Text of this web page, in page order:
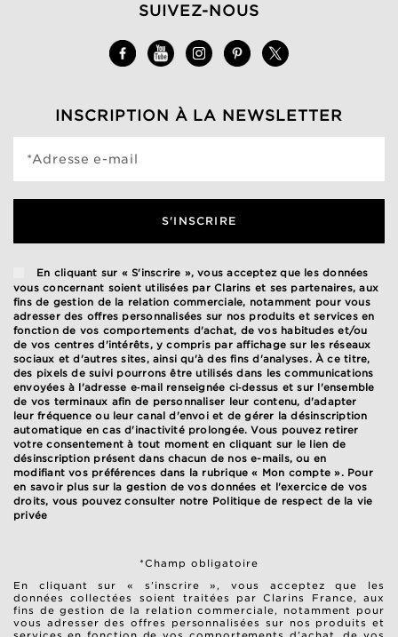
SUIVEZ-NOUS
INSCRIPTION À LA NEWSLETTER
*Adresse e-mail
S'INSCRIRE
En cliquant sur « S'inscrire », vous acceptez que les données
vous concernant soient utilisées par Clarins et ses partenaires, aux
fins de gestion de la relation commerciale, notamment pour vous
adresser des offres personnalisées sur nos produits et services en
fonction de vos comportements d'achat, de vos habitudes et/ou
de vos centres d'intérêts, y compris par affichage sur les réseaux
sociaux et d'autres sites, ainsi qu'à des fins d'analyses. À ce titre,
des pixels de suivi pourrons être utilisés dans les communications
envoyées à l'adresse e‑mail renseignée ci‑dessus et sur l'ensemble
de vos terminaux afin de personnaliser leur contenu, d'adapter
leur fréquence ou leur canal d'envoi et de gérer la désinscription
automatique en cas d'inactivité prolongée. Vous pouvez retirer
votre consentement à tout moment en cliquant sur le lien de
désinscription présent dans chacun de nos e-mails, ou en
modifiant vos préférences dans la rubrique « Mon compte ». Pour
en savoir plus sur la gestion de vos données et l'exercice de vos
droits, vous pouvez consulter notre Politique de respect de la vie
privée
*Champ obligatoire
En cliquant sur « s’inscrire », vous acceptez que les
données collectées soient traitées par Clarins France, aux
fins de gestion de la relation commerciale, notamment pour
vous adresser des offres personnalisées sur nos produits et